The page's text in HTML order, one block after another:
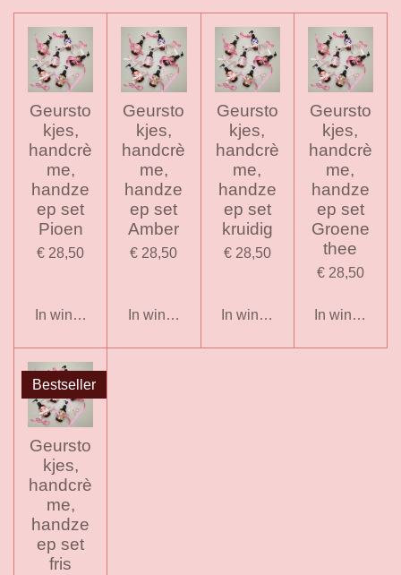
Geursto
kjes,
handcrè
me,
handze
ep set
Pioen
€ 28,50
In winkelwagen
Geursto
kjes,
handcrè
me,
handze
ep set
Amber
€ 28,50
In winkelwagen
Geursto
kjes,
handcrè
me,
handze
ep set
kruidig
€ 28,50
In winkelwagen
Geursto
kjes,
handcrè
me,
handze
ep set
Groene
thee
€ 28,50
In
Bestseller
Geursto
kjes,
handcrè
me,
handze
ep set
fris